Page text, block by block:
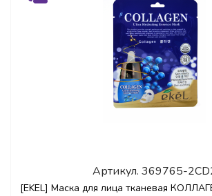
Артикул. 369765-
[EKEL] Маска для лица тканевая